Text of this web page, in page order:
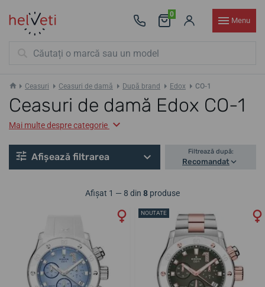
0
Menu
Ceasuri Ceasuri de damă După brand Edox CO-1
Ceasuri de damă Edox CO-1
Mai multe despre categorie
Afișează filtrarea Filtrează după:
Recomandat
Afișat 1 — 8 din 8 produse
NOUTATE